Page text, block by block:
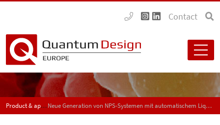
Contact
Product & application news - SPECTRUM Neue Generation von NPS-Systemen mit automatischem Liquid-Handling